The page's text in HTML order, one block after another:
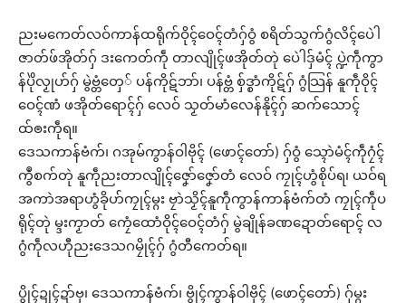
ညးမကေတ်လဝ်ကာန်ထရိုက်ဝိုၚ်ဝေၚ်တံဂှ်ဝွံ စရိတ်သွက်ဂွံလိၚ်ပေဲါ
ဇာတ်ဖ်အိုတ်ဂှ် ဒးကေတ်ကဵု တာလျိုၚ်ဖအိုတ်တုဲ ပေဲါဒှ်မံၚ် ပ္ဍဲကဵုကွာ
န်ပိုဲလၟုဟ်ဂှ် မွဲဗ္တံတှေ် ပန်ကိုဋ်ဘာ်၊ ပန်ဗ္တံ စှ်ဒ္စာံကိုဋ်ဂှ် ဂွံသြန် နူကဵုဝိုၚ်
ဝေၚ်ဏံ ဖအိုတ်ရောၚ်ဂှ် လေဝ် သၟတ်မာံလေန်နိုၚ်ဂှ် ဆက်သောၚ်
ထ်ၜးကဵုရ။
ဒေသကာန်ဗံက်၊ ဂအုမ်ကွာန်ဝါဗိုၚ် (ဖောၚ်တော်) ဂှ်ဝွံ သ္ၚောဲမံၚ်ကဵုဂၠံၚ်
ကွဳစက်တုဲ နူကဵုညးတာလျိုၚ်ဇၞော်ဇၞော်တံ လေဝ် ကၠုၚ်ဟွံစိုပ်ရ၊ ယဝ်ရ
အကာဲအရာဟွံခိုဟ်ကၠုၚ်မ္ဂး ဗၠာဲသၟိၚ်နူကဵုကွာန်ကာန်ဗံက်တံ ကၠုၚ်ကဵုပ
ရိုၚ်တုဲ မ္ဒးကၟာတ် ကၠေံထောံဝိုၚ်ဝေၚ်တံဂှ် မွဲချိုန်ခဏဍောတ်ရောၚ် လ
ဂွံကဵုလဟီုညးဒေသဂမၠိုၚ်ဂှ် ဂွံတီကေတ်ရ။
ပွိုၚ်ဍုၚ်ဍာ်ဗု၊ ဒေသကာန်ဗံက်၊ ဗွိုၚ်ကွာန်ဝါဗိုၚ် (ဖောၚ်တော်) ဂှ်မ္ဂး